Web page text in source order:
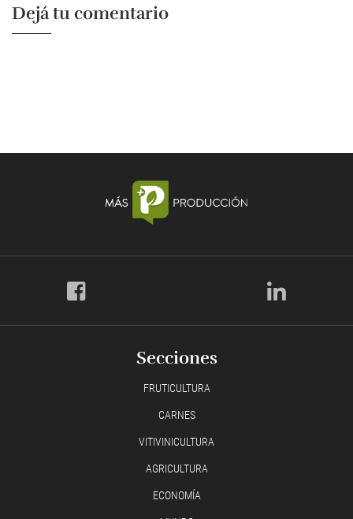
Dejá tu comentario
Secciones
FRUTICULTURA
CARNES
VITIVINICULTURA
AGRICULTURA
ECONOMÍA